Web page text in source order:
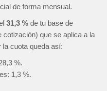
de forma mensual.
31,3 % de tu base de
cotización) que se aplica a la
la cuota queda así:
%.
1,3 %.